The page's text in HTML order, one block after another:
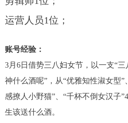
运营人员1位；
账号经验：
3月6日借势三八妇女节，以一支“
神什么酒呢”，从“优雅知性淑女型”
感撩人小野猫”、“千杯不倒女汉子
生该送什么酒。